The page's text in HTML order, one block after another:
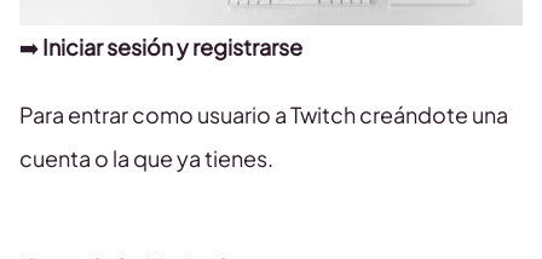
➡️Iniciar sesión y registrarse
Para entrar como usuario a Twitch creándote una
cuenta o la que ya tienes.